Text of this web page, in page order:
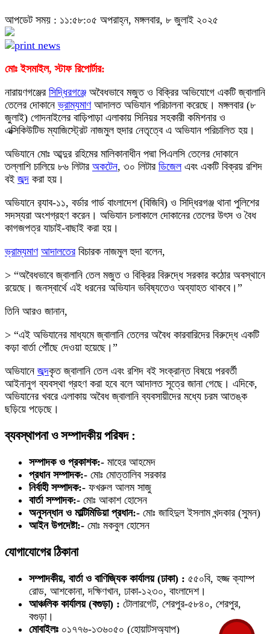
আপডেট সময় : ১১:৫৮:০৫ অপরাহ্ন, মঙ্গলবার, ৮ জুলাই ২০২৫
মোঃ ইসমাইল, স্টাফ রিপোর্টার:
নারায়ণগঞ্জের সিদ্ধিরগঞ্জে অবৈধভাবে মজুত ও বিক্রির অভিযোগে একটি জ্বালানি
তেলের দোকানেভ্রাম্যমাণআদালত অভিযান পরিচালনা করেছে। মঙ্গলবার (৮
জুলাই) গোদনাইলের বাড়িপাড়া এলাকায় সিনিয়র সহকারী কমিশনার ও
এক্সিকিউটিভ ম্যাজিস্ট্রেট নাজমুল হুদার নেতৃত্বে এ অভিযান পরিচালিত হয়।
অভিযানে মোঃ আব্দুর রহিমের মালিকানাধীন পদ্মা পিএলসি তেলের দোকানে
তল্লাশি চালিয়ে ৮৬ লিটার অকটেন, ৩০ লিটার ডিজেলএবং একটি বিক্রয় রশিদ
বই জব্দ করা হয়।
অভিযানে র‍্যাব-১১, বর্ডার গার্ড বাংলাদেশ (বিজিবি) ও সিদ্ধিরগঞ্জ থানা পুলিশের
সদস্যরা অংশগ্রহণ করেন। অভিযান চলাকালে দোকানের তেলের উৎস ও বৈধ
কাগজপত্র যাচাই-বাছাই করা হয়।
ভ্রাম্যমাণ আদালতেরবিচারক নাজমুল হুদা বলেন,
> “অবৈধভাবে জ্বালানি তেল মজুত ও বিক্রির বিরুদ্ধে সরকার কঠোর অবস্থানে
রয়েছে। জনস্বার্থে এই ধরনের অভিযান ভবিষ্যতেও অব্যাহত থাকবে।”
তিনি আরও জানান,
> “এই অভিযানের মাধ্যমে জ্বালানি তেলের অবৈধ কারবারিদের বিরুদ্ধে একটি
কড়া বার্তা পৌঁছে দেওয়া হয়েছে।”
অভিযানে জব্দকৃত জ্বালানি তেল এবং রশিদ বই সংক্রান্ত বিষয়ে পরবর্তী
আইনানুগ ব্যবস্থা গ্রহণ করা হবে বলে আদালত সূত্রে জানা গেছে। এদিকে,
অভিযানের খবরে এলাকায় অবৈধ জ্বালানি ব্যবসায়ীদের মধ্যে চরম আতঙ্ক
ছড়িয়ে পড়েছে।
ব্যবস্থাপনা ও সম্পাদকীয় পরিষদ :
সম্পাদক ও প্রকাশক:- মাহের আহমেদ
প্রধান সম্পাদক:- মোঃ মোত্তালিব সরকার
নির্বাহী সম্পাদক:- ফখরুল আলম সাজু
বার্তা সম্পাদক:- মোঃ আকাশ হোসেন
অনুসন্ধান ও মাল্টিমিডিয়া প্রধান:- মোঃ জাহিদুল ইসলাম খন্দকার (সুমন)
আইন উপদেষ্টা:- মোঃ মকবুল হোসেন
যোগাযোগের ঠিকানা
সম্পাদকীয়, বার্তা ও বাণিজ্যিক কার্যালয় (ঢাকা) : ৫৫০বি, হজ্জ ক্যাম্প
রোড, আশকোনা, দক্ষিণখান, ঢাকা-১২৩০, বাংলাদেশ।
আঞ্চলিক কার্যালয় (বগুড়া) : টোলারগেট, শেরপুর-৫৮৪০, শেরপুর,
বগুড়া।
মোবাইলঃ ০১৭৭৬-১৩৬০৫০ (হোয়াটসঅ্যাপ)